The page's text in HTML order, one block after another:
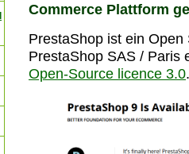
Commerce Plattform
PrestaShop ist ein
PrestaShop SAS / Paris
Open-Source licence 3.0.